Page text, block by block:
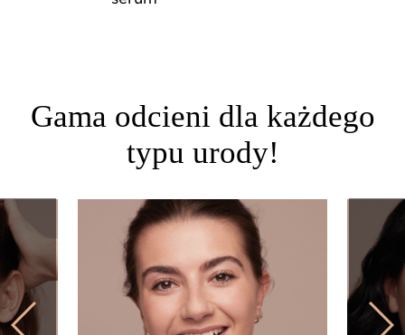
Gama odcieni dla każdego
typu urody!